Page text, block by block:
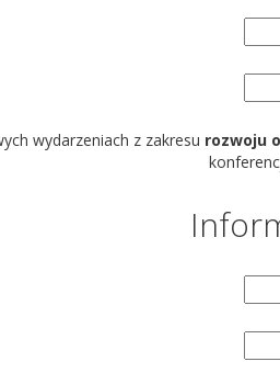
wydarzeniach z zakresu rozwoju